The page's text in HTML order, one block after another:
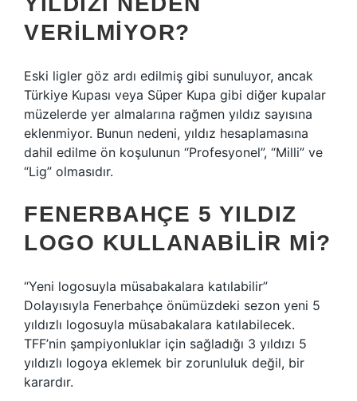
VERILMIYOR?
Eski ligler göz ardı edilmiş gibi sunuluyor, ancak
Türkiye Kupası veya Süper Kupa gibi diğer kupalar
müzelerde yer almalarına rağmen yıldız sayısına
eklenmiyor. Bunun nedeni, yıldız hesaplamasına
dahil edilme ön koşulunun “Profesyonel”, “Milli” ve
“Lig” olmasıdır.
FENERBAHÇE 5 YILDIZ
LOGO KULLANABILIR MI?
“Yeni logosuyla müsabakalara katılabilir”
Dolayısıyla Fenerbahçe önümüzdeki sezon yeni 5
yıldızlı logosuyla müsabakalara katılabilecek.
TFF’nin şampiyonluklar için sağladığı 3 yıldızı 5
yıldızlı logoya eklemek bir zorunluluk değil, bir
karardır.